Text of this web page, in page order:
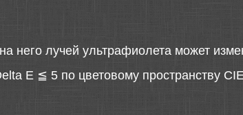
него лучей ультрафиолета может
E ≦ 5 по цветовому пространству